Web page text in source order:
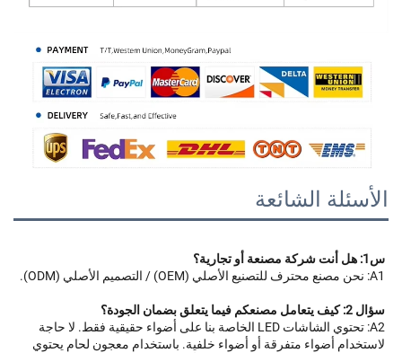
A2: تحتوي الشاشات LED الخاصة بنا على أضواء حقيقية فقط. لا حاجة
لاستخدام أضواء متفرقة أو أضواء خلفية. باستخدام معجون لحام يحتوي